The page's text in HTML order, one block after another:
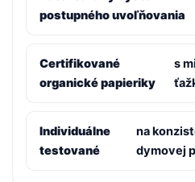
postupného uvoľňovania
Certifikované
organické papieriky
s
Individuálne
testované
na
dymovej